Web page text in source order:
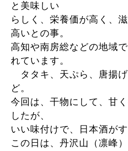
と美味しい
らしく、栄養価が高く、
高いとの事。
高知や南房総などの地域
れています。
タタキ、天ぷら、唐揚
ど。
今回は、干物にして、甘
したが、
いい味付けで、日本酒がす
この日は、丹沢山（凛峰